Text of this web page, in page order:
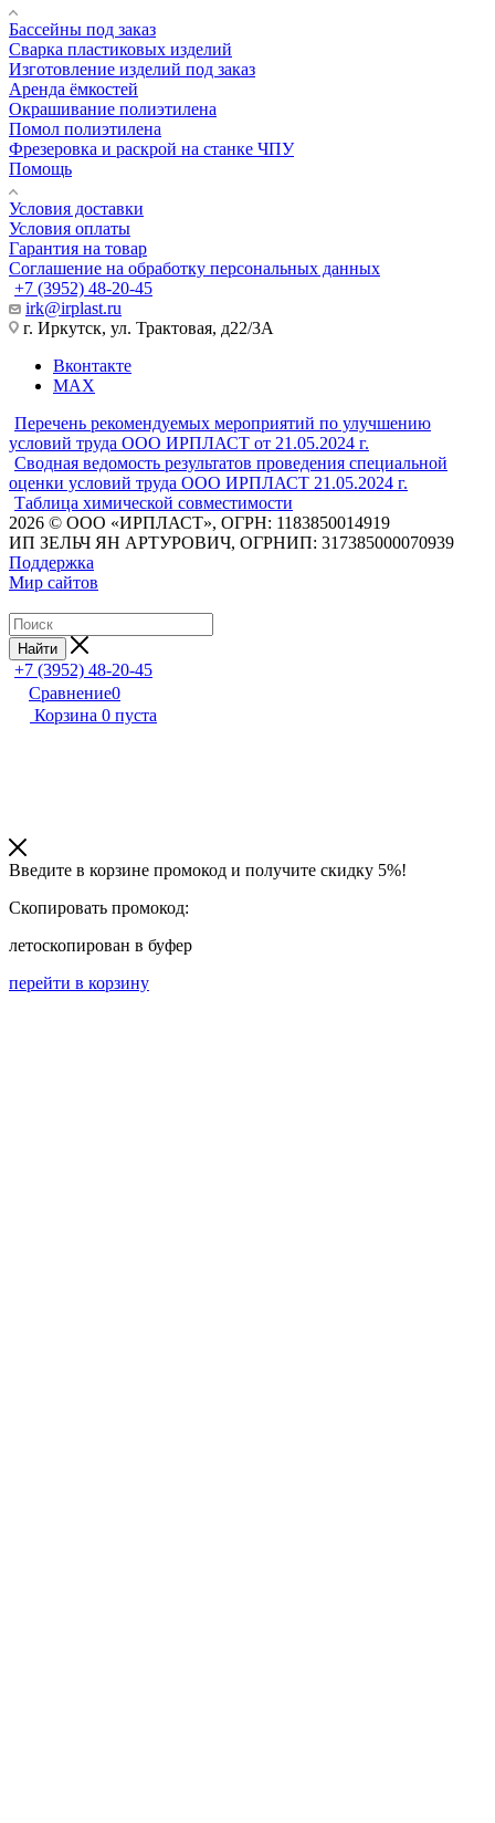
Бассейны под заказ
Сварка пластиковых изделий
Изготовление изделий под заказ
Аренда ёмкостей
Окрашивание полиэтилена
Помол полиэтилена
Фрезеровка и раскрой на станке ЧПУ
Помощь
Условия доставки
Условия оплаты
Гарантия на товар
Соглашение на обработку персональных данных
+7 (3952) 48-20-45
irk@irplast.ru
г. Иркутск, ул. Трактовая, д22/3А
Вконтакте
MAX
Перечень рекомендуемых мероприятий по улучшению
условий труда ООО ИРПЛАСТ от 21.05.2024 г.
Сводная ведомость результатов проведения специальной
оценки условий труда ООО ИРПЛАСТ 21.05.2024 г.
Таблица химической совместимости
2026 © ООО «ИРПЛАСТ», ОГРН: 1183850014919
ИП ЗЕЛЬЧ ЯН АРТУРОВИЧ, ОГРНИП: 317385000070939
Поддержка
Мир сайтов
Найти
+7 (3952) 48-20-45
Сравнение0
Корзина 0 пуста
Введите в корзине промокод и получите скидку 5%!
Скопировать промокод:
летоскопирован в буфер
перейти в корзину